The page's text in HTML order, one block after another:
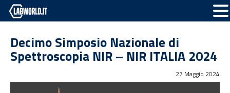
Decimo Simposio Nazionale di
Spettroscopia NIR – NIR ITALIA 2024
27 Maggio 2024